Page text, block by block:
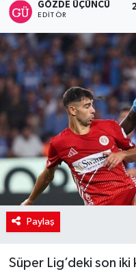
GÖZDE ÜÇÜNCÜ
EDITÖR
Paylaş
Süper Lig’deki son iki